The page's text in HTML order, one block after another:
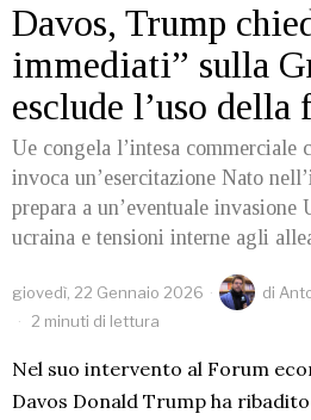
Davos, Trump
immediati” sulla
esclude l’uso della
Ue congela l’intesa commerciale
invoca un’esercitazione Nato
prepara a un’eventuale
ucraina e tensioni interne agli
giovedì, 22 Gennaio 2026 di
2 minuti di lettura
Nel suo intervento al Forum
Davos Donald Trump ha